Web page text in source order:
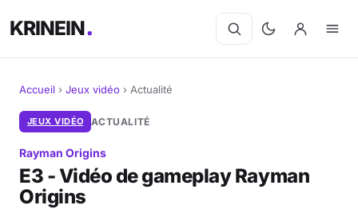
KRINEIN
Cinéma
Séries
Manga
Accueil › Jeux vidéo › Actualité
JEUX VIDÉO ACTUALITÉ
Rayman Origins
E3 - Vidéo de gameplay Rayman
Origins